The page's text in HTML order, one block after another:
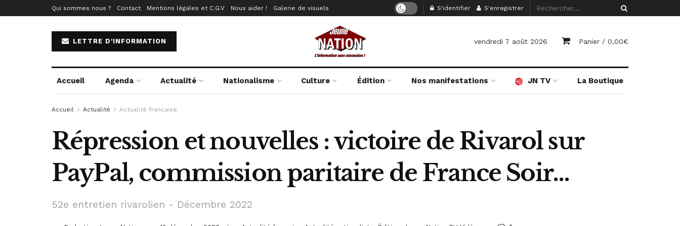
Qui sommes nous ? Contact Mentions légales et C.G.V Nous aider ! Galerie de visuels S'identifier S'enregistrer
LETTRE D'INFORMATION vendredi 7 août 2026 Panier / 0,00€
Accueil Agenda Actualité Nationalisme Culture Édition Nos manifestations JN TV La Boutique
Accueil Actualité Actualité française
Répression et nouvelles : victoire de Rivarol sur
PayPal, commission paritaire de France Soir…
52e entretien rivarolien - Décembre 2022